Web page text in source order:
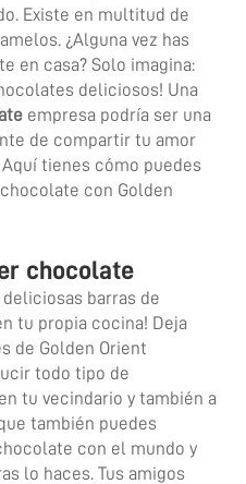
Existe en multitud de
¿Alguna vez has
en casa? Solo imagina:
deliciosos! Una
empresa podría ser una
de compartir tu amor
tienes cómo puedes
con Golden
chocolate
barras de
tu propia cocina! Deja
de Golden Orient
todo tipo de
tu vecindario y también a
también puedes
con el mundo y
lo haces. Tus amigos